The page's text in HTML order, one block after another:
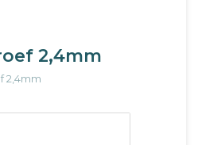
2,4mm
2,4mm